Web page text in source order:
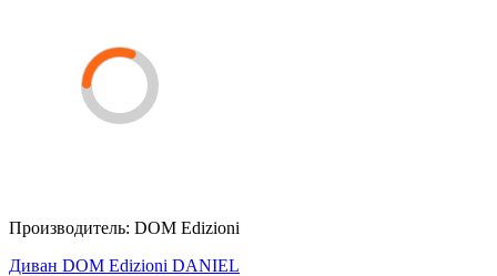
Производитель: DOM Edizioni
Диван DOM Edizioni DANIEL